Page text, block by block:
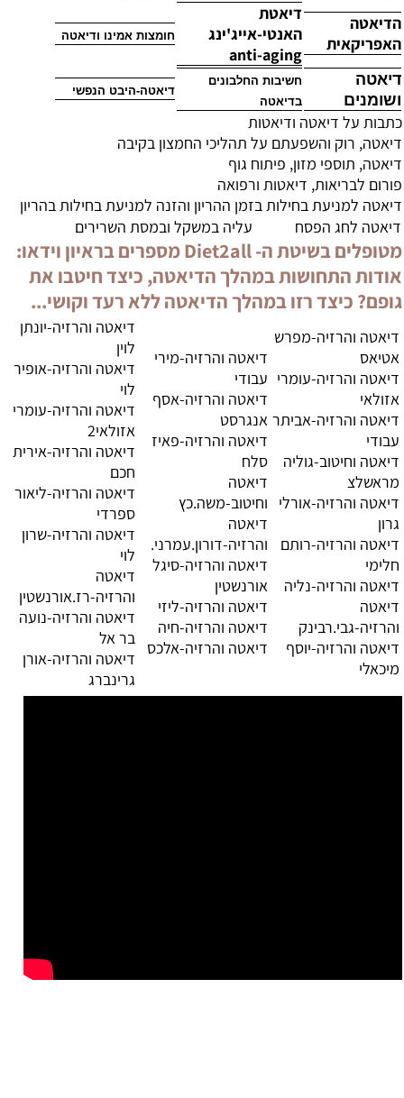
הדיאטה
האפריקאית
דיאטת
האנטי-אייג'ינג
anti-aging
חומצות אמינו ודיאטה
דיאטה
ושומנים
חשיבות החלבונים
בדיאטה
דיאטה-היבט הנפשי
כתבות על דיאטה ודיאטות
דיאטה, רוק והשפעתם על תהליכי החמצון בקיבה
דיאטה, תוספי מזון, פיתוח גוף
פורום לבריאות, דיאטות ורפואה
דיאטה למניעת בחילות בזמן ההריון והזנה למניעת בחילות בהריון
דיאטה לחג הפסח
עליה במשקל ובמסת השרירים
מטופלים בשיטת ה- Diet2all מספרים בראיון וידאו:
אודות התחושות במהלך הדיאטה, כיצד חיטבו את
גופם? כיצד רזו במהלך הדיאטה ללא רעד וקושי...
דיאטה והרזיה-מפרש
אטיאס
דיאטה והרזיה-עומרי
אזולאי
דיאטה והרזיה-אביתר
עבודי
דיאטה וחיטוב-גוליה
מראשלצ
דיאטה והרזיה-אורלי
גרון
דיאטה והרזיה-רותם
חלימי
דיאטה והרזיה-נליה
דיאטה
והרזיה-גבי.רבינק
דיאטה והרזיה-יוסף
מיכאלי
דיאטה והרזיה-מירי
עבודי
דיאטה והרזיה-אסף
אנגרסט
דיאטה והרזיה-פאיז
סלח
דיאטה
וחיטוב-משה.כץ
דיאטה
והרזיה-דורון.עמרני.
דיאטה והרזיה-סיגל
אורנשטין
דיאטה והרזיה-ליזי
דיאטה והרזיה-חיה
דיאטה והרזיה-אלכס
דיאטה והרזיה-יונתן
לוין
דיאטה והרזיה-אופיר
לוי
דיאטה והרזיה-עומרי
אזולאי2
דיאטה והרזיה-אירית
חכם
דיאטה והרזיה-ליאור
ספרדי
דיאטה והרזיה-שרון
לוי
דיאטה
והרזיה-רז.אורנשטין
דיאטה והרזיה-נועה
בר אל
דיאטה והרזיה-אורן
גרינברג